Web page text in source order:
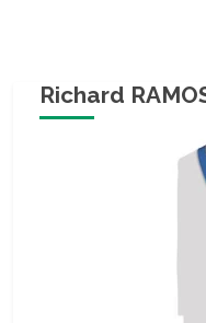
Richard